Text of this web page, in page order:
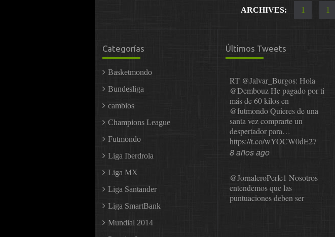
ARCHIVES:
1
1
Categorías
Basketmondo
Bundesliga
cambios
Champions League
Futmondo
Liga Iberdrola
Liga MX
Liga Santander
Liga SmartBank
Mundial 2014
Últimos Tweets
RT @Jalvar_Burgos: Hola
@DembouzHe pagado por ti
más de 60 kilos en
@futmondoQuieres de una
santa vez comprarte un
despertador para…
https://t.co/wYOCW0dE27
8 años ago
@JornaleroPerfe1 Nosotros
entendemos que las
puntuaciones deben ser